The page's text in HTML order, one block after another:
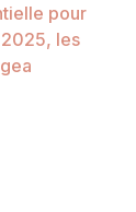
pour
les